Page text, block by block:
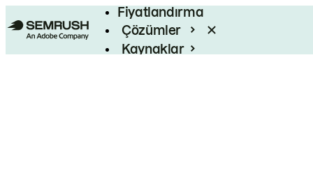
Fiyatlandırma
Çözümler
Kaynaklar